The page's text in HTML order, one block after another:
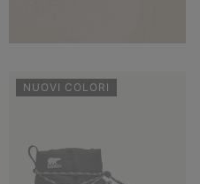
NUOVI COLORI